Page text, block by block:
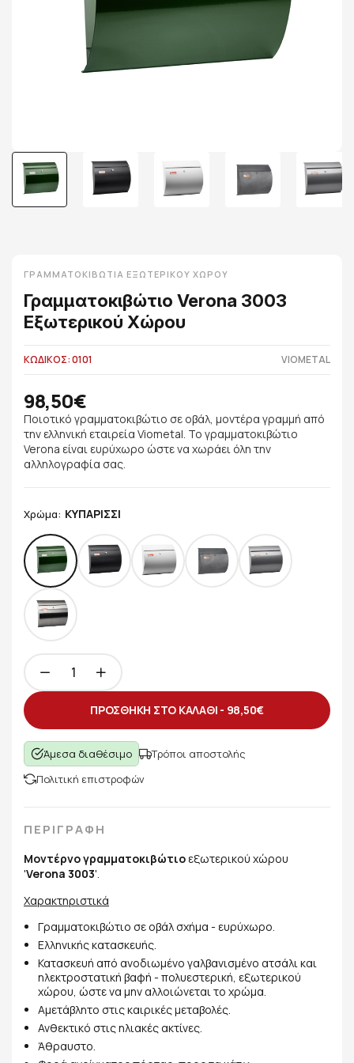
ΓΡΑΜΜΑΤΟΚΙΒΏΤΙΑ ΕΞΩΤΕΡΙΚΟΎ ΧΏΡΟΥ
Γραμματοκιβώτιο Verona 3003
Εξωτερικού Χώρου
ΚΩΔΙΚΟΣ: 0101 VIOMETAL
98,50€
Ποιοτικό γραμματοκιβώτιο σε οβάλ, μοντέρα γραμμή από
την ελληνική εταιρεία Viometal. Το γραμματοκιβώτιο
Verona είναι ευρύχωρο ώστε να χωράει όλη την
αλληλογραφία σας.
Χρώμα: ΚΥΠΑΡΙΣΣΙ
ΠΡΟΣΘΗΚΗ ΣΤΟ ΚΑΛΑΘΙ - 98,50€
Άμεσα διαθέσιμο
Τρόποι αποστολής
Πολιτική επιστροφών
ΠΕΡΙΓΡΑΦΗ
Μοντέρνο γραμματοκιβώτιοεξωτερικού χώρου
'Verona 3003'.
Χαρακτηριστικά
Γραμματοκιβώτιο σε οβάλ σχήμα - ευρύχωρο.
Ελληνικής κατασκευής.
Κατασκευή από ανοδιωμένο γαλβανισμένο ατσάλι και
ηλεκτροστατική βαφή - πολυεστερική, εξωτερικού
χώρου, ώστε να μην αλλοιώνεται το χρώμα.
Αμετάβλητο στις καιρικές μεταβολές.
Ανθεκτικό στις ηλιακές ακτίνες.
Άθραυστο.